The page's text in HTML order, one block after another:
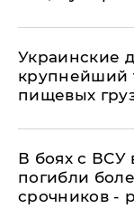
Украинские
крупнейший
пищевых
В боях с ВСУ
погибли
срочников -